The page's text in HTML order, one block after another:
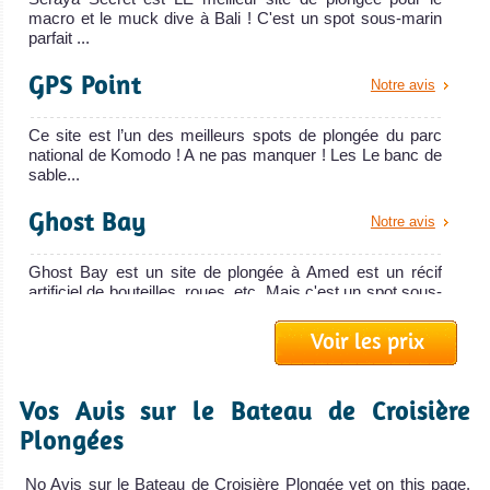
Plonger aux îles Gili est idéal pour nager avec des tortues
brevet de plongée puisque les plongées sont bon marché.
Îles Gilis, Lombok Avis sur la plongée
De l'action et encore de l'action ! Gros poissons
pélagiques chassant dans les courants et nombreux
requins. Visite régulière de requins marteaux et de Mola
est un bateau de
KLM Sea Safari VI
Avis sur le Bateau
MV Pelagian
macro et le muck dive à Bali ! C'est un spot sous-marin
parfait ...
Notre avis
GPS Point
Ce site est l’un des meilleurs spots de plongée du parc
national de Komodo ! A ne pas manquer ! Les Le banc de
sable...
Notre avis
Ghost Bay
Ghost Bay est un site de plongée à Amed est un récif
artificiel de bouteilles, roues, etc. Mais c'est un spot sous-
Notre avis
Crystal Bay est un très bon site de plongée à Bali, mais
réservé aux plongeurs expérimentés puisque le courant
pe...
Voir les prix
Vos Avis sur le Bateau de Croisière
Plongées
No Avis sur le Bateau de Croisière Plongée yet on this page,